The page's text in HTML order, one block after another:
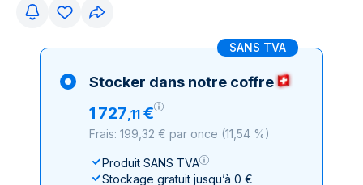
SANS TVA
Stocker dans notre coffre
1 727,11 €
Frais: 199,32 € par once (11,54 %)
Produit SANS TVA
Stockage gratuit jusqu’à 0 €